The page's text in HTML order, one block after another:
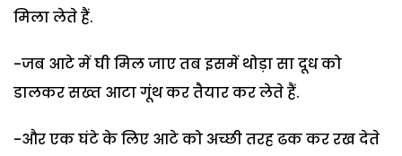
मिला लेते हैं.
-जब आटे में घी मिल जाए तब इसमें थोड़ा सा दूध को
डालकर सख्त आटा गूंथ कर तैयार कर लेते हैं.
-और एक घंटे के लिए आटे को अच्छी तरह ढक कर रख देते